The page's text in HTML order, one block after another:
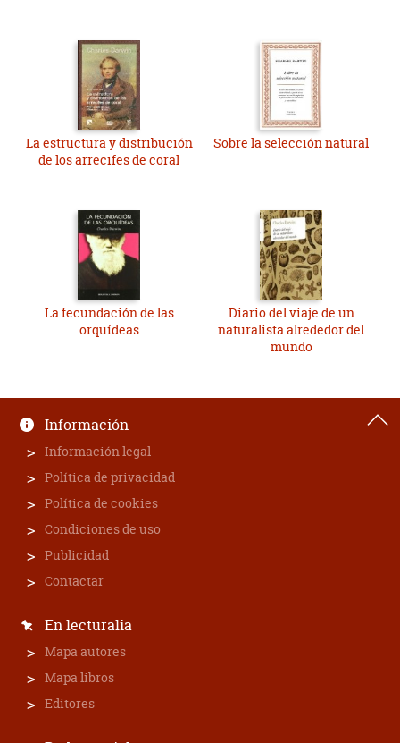
La estructura y distribución
de los arrecifes de coral
Sobre la selección natural
La fecundación de las
orquídeas
Diario del viaje de un
naturalista alrededor del
mundo
Información
Información legal
Política de privacidad
Política de cookies
Condiciones de uso
Publicidad
Contactar
En lecturalia
Mapa autores
Mapa libros
Editores